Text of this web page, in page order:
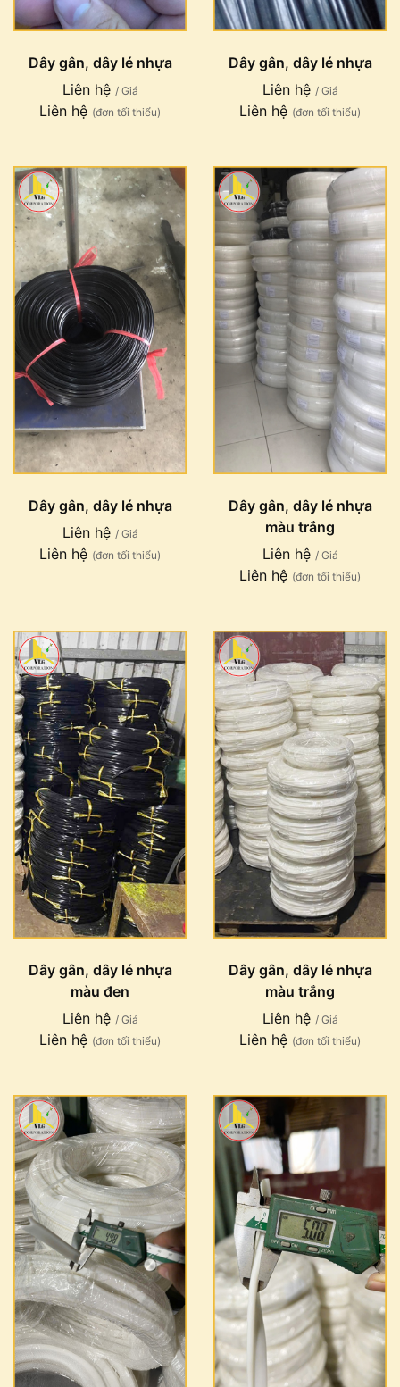
Dây gân, dây lé nhựa
Liên hệ / Giá
Liên hệ (đơn tối thiểu)
Dây gân, dây lé nhựa
Liên hệ / Giá
Liên hệ (đơn tối thiểu)
Dây gân, dây lé nhựa
Liên hệ / Giá
Liên hệ (đơn tối thiểu)
Dây gân, dây lé nhựa
màu trắng
Liên hệ / Giá
Liên hệ (đơn tối thiểu)
Dây gân, dây lé nhựa
màu đen
Liên hệ / Giá
Liên hệ (đơn tối thiểu)
Dây gân, dây lé nhựa
màu trắng
Liên hệ / Giá
Liên hệ (đơn tối thiểu)